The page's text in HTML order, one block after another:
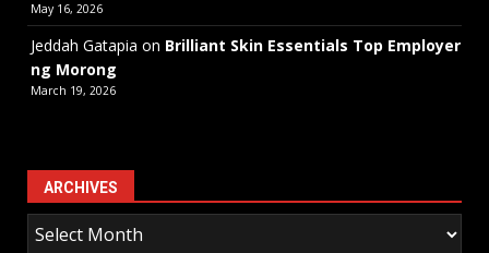
May 16, 2026
Jeddah Gatapia on Brilliant Skin Essentials Top Employer
ng Morong
March 19, 2026
ARCHIVES